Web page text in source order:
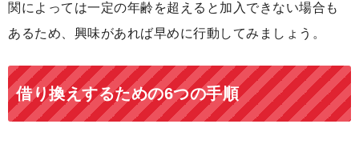
関によっては一定の年齢を超えると加入できない場合も
あるため、興味があれば早めに行動してみましょう。
借り換えするための6つの手順